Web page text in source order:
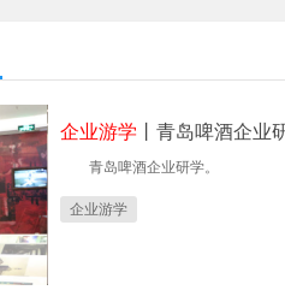
企业游学 丨青岛啤酒企业
青岛啤酒企业研学。
企业游学